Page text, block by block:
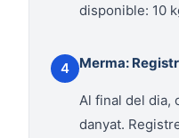
disponible: 10
4 Merma:
Al final del dia,
danyat.